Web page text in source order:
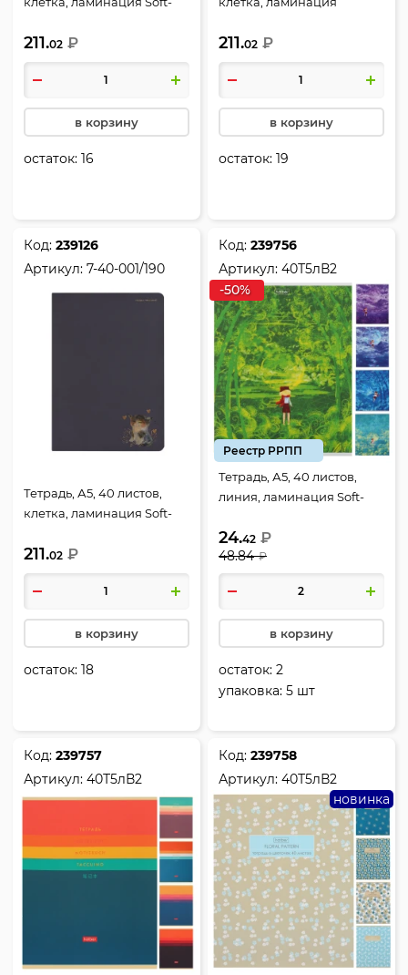
фольгой, BrunoVisconti,
Carrara, 7-40-001/182
211.02 ₽
в корзину
остаток:16
(Velvet), тиснение фольгой,
BrunoVisconti, Primavera,
7-40-001/184
211.02 ₽
в корзину
остаток:19
Код:239126
Артикул:7-40-001/190
Тетрадь, А5, 40 листов,
клетка, ламинация Soft-
фольгой, BrunoVisconti,
Милый котик, 7-40-001/190
211.02 ₽
в корзину
остаток:18
Код:239756
Артикул:40Т5лВ2
-50%
Реестр РРПП
Тетрадь, А5, 40 листов,
линия, ламинация Soft-
видов, Hatber, Dreaming
boy, 40Т5лВ2
24.42 ₽
48.84 ₽
в корзину
остаток:2
упаковка:5 шт
Код:239757
Артикул:40Т5лВ2
Код:239758
Артикул:40Т5лВ2
новинка